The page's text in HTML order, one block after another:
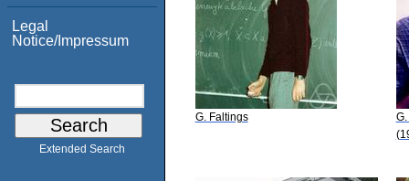
Legal
Notice/Impressum
Extended Search
G. Faltings